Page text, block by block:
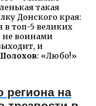
такая
Донского края:
в топ-5 великих
не воинами
и
: «Любо!»
региона на